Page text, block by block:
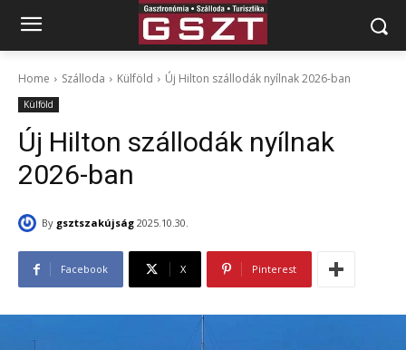
Home Szálloda Külföld Új Hilton szállodák nyílnak 2026-ban
Külföld
Új Hilton szállodák nyílnak
2026-ban
By gsztszakújság 2025.10.30.
Facebook X Pinterest